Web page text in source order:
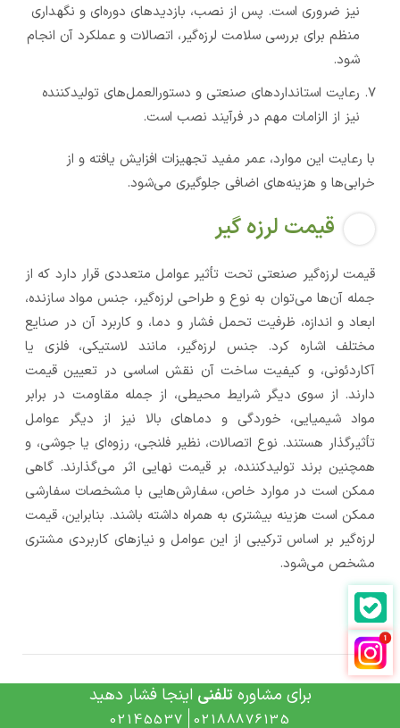
نیز ضروری است. پس از نصب، بازدیدهای دوره‌ای و نگهداری
منظم برای بررسی سلامت لرزه‌گیر، اتصالات و عملکرد آن انجام
شود.
رعایت استانداردهای صنعتی و دستورالعمل‌های تولیدکننده
نیز از الزامات مهم در فرآیند نصب است.
با رعایت این موارد، عمر مفید تجهیزات افزایش یافته و از
خرابی‌ها و هزینه‌های اضافی جلوگیری می‌شود.
قیمت لرزه گیر
قیمت لرزه‌گیر صنعتی تحت تأثیر عوامل متعددی قرار دارد که از
جمله آن‌ها می‌توان به نوع و طراحی لرزه‌گیر، جنس مواد سازنده،
ابعاد و اندازه، ظرفیت تحمل فشار و دما، و کاربرد آن در صنایع
مختلف اشاره کرد. جنس لرزه‌گیر، مانند لاستیکی، فلزی یا
آکاردئونی، و کیفیت ساخت آن نقش اساسی در تعیین قیمت
دارند. از سوی دیگر شرایط محیطی، از جمله مقاومت در برابر
مواد شیمیایی، خوردگی و دماهای بالا نیز از دیگر عوامل
تأثیرگذار هستند. نوع اتصالات، نظیر فلنجی، رزوه‌ای یا جوشی، و
همچنین برند تولیدکننده، بر قیمت نهایی اثر می‌گذارند. گاهی
ممکن است در موارد خاص، سفارش‌هایی با مشخصات سفارشی
ممکن است هزینه بیشتری به همراه داشته باشند. بنابراین، قیمت
لرزه‌گیر بر اساس ترکیبی از این عوامل و نیازهای کاربردی مشتری
مشخص می‌شود.
برای مشاوره تلفنی اینجا فشار دهید
02145537 02188876135